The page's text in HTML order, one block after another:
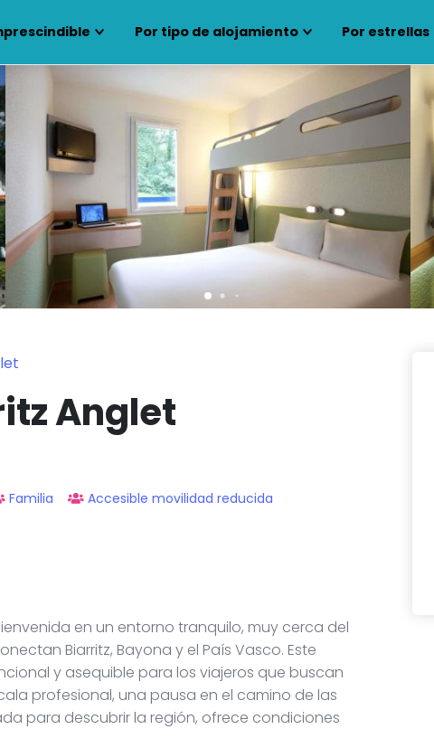
Por tipo de alojamiento Por estrellas
Anglet
Familia
Accesible movilidad reducida
en un entorno tranquilo, muy cerca del
Biarritz, Bayona y el País Vasco. Este
y asequible para los viajeros que buscan
profesional, una pausa en el camino de las
para descubrir la región, ofrece condiciones